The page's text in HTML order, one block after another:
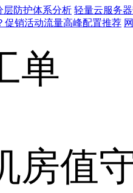
层防护体系分析 轻量云服务
促销活动流量高峰配置推荐
单
房值